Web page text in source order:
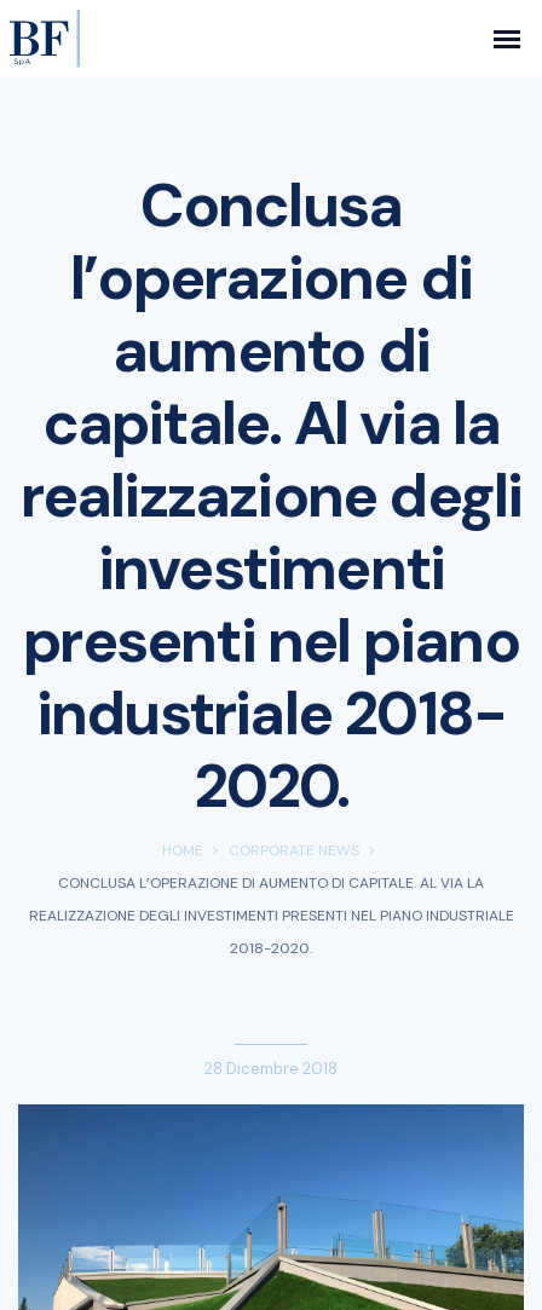
Conclusa
l’operazione di
aumento di
capitale. Al via la
realizzazione degli
investimenti
presenti nel piano
industriale 2018-
2020.
HOME
CORPORATE NEWS
CONCLUSA L’OPERAZIONE DI AUMENTO DI CAPITALE. AL VIA LA
REALIZZAZIONE DEGLI INVESTIMENTI PRESENTI NEL PIANO INDUSTRIALE
2018-2020.
28 Dicembre 2018